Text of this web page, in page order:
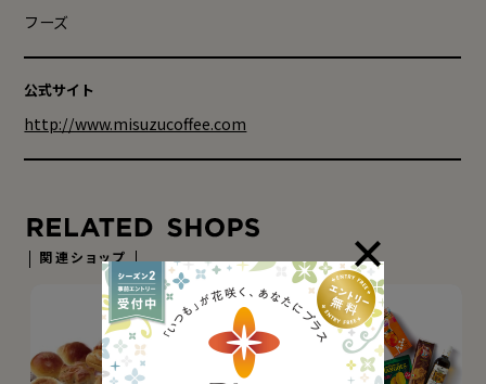
フーズ
公式サイト
http://www.misuzucoffee.com
関連ショップ